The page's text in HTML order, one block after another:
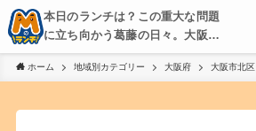
本日のランチは？この重大な問題
に立ち向かう葛藤の日々。大阪・
京都・神戸を中心とした食べ歩
き、飲み歩きを綴る。
ホーム 地域別カテゴリー 大阪府 大阪市北区